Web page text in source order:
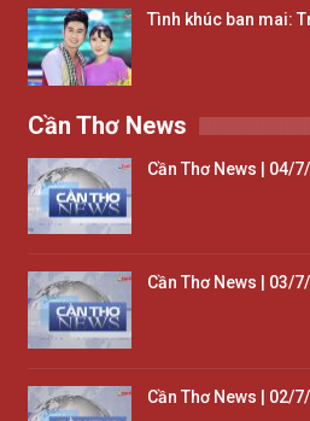
Tình khúc ban mai:
Cần Thơ News
Cần Thơ News | 04/
Cần Thơ News | 03/
Cần Thơ News | 02/